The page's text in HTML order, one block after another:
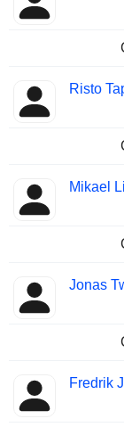
Risto
Mikael
Jonas
Fredrik